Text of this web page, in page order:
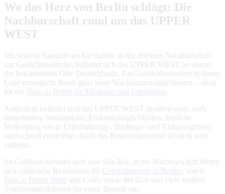
Wo das Herz von Berlin schlägt: Die
Nachbarschaft rund um das UPPER
WEST
Mit seinem Standort am Ku’damm, in der direkten Nachbarschaft
zur Gedächtniskirche, befindet sich das UPPER WEST an einem
der bekanntesten Orte Deutschlands. Ein Geschäftsstandort in dieser
Lage ermöglicht Ihnen ganz neue Wachstumsmöglichkeiten – ideal
für ein
Büro in Berlin für Filmleute und Fotografen.
Außerdem befindet sich das UPPER WEST inmitten einer stark
ausgebauten Infrastruktur: Einkaufsmöglichkeiten, ärztliche
Versorgung sowie Unterhaltungs-, Bildungs- und Kulturangebote
sind schnell erreichbar. Auch das Regierungsviertel ist nicht weit
entfernt.
Im Gebäude befindet sich eine Sky-Bar, in der Nachbarschaft bieten
sich zahlreiche Restaurants für Geschäftsessen in Berlin,
sowie
Bars in Berlin Mitte und Cafés sowie der Zoo und viele weitere
Touristenattraktionen für einen Besuch an.